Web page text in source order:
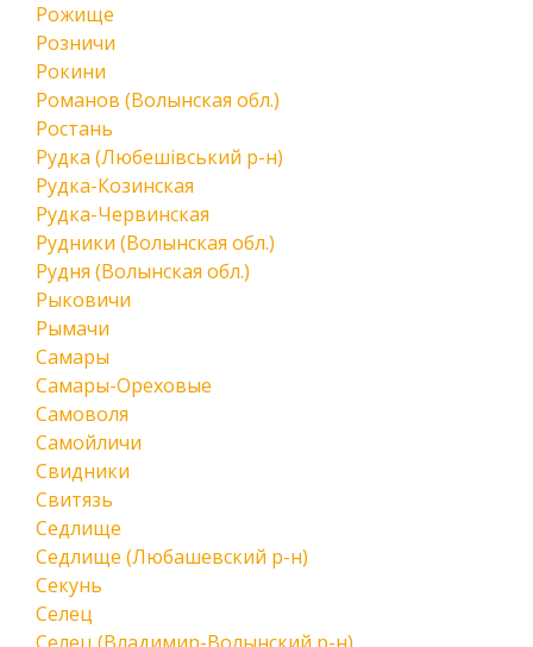
Рожище
Розничи
Рокини
Романов (Волынская обл.)
Ростань
Рудка (Любешівський р-н)
Рудка-Козинская
Рудка-Червинская
Рудники (Волынская обл.)
Рудня (Волынская обл.)
Рыковичи
Рымачи
Самары
Самары-Ореховые
Самоволя
Самойличи
Свидники
Свитязь
Седлище
Седлище (Любашевский р-н)
Секунь
Селец